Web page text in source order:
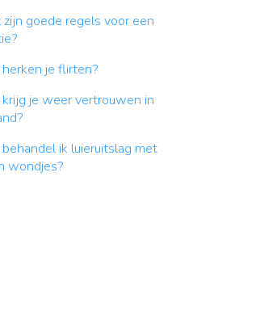
goede regels voor een
herken je flirten?
krijg je weer vertrouwen in
behandel ik luieruitslag met
wondjes?